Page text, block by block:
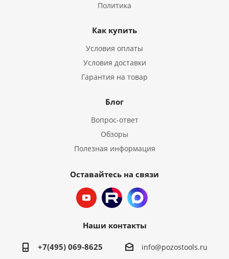
Политика
Как купить
Условия оплаты
Условия доставки
Гарантия на товар
Блог
Вопрос-ответ
Обзоры
Полезная информация
Оставайтесь на связи
Наши контакты
+7(495) 069-8625 info@pozostools.ru